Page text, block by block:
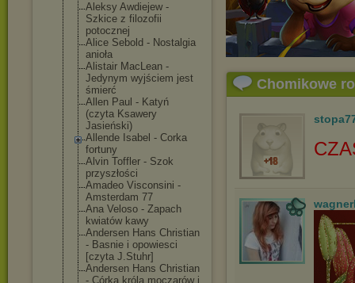
Aleksy Awdiejew -
Szkice z filozofii
potocznej
Alice Sebold - Nostalgia
anioła
Alistair MacLean -
Jedynym wyjściem jest
śmierć
Allen Paul - Katyń
(czyta Ksawery
Jasieński)
Allende Isabel - Corka
fortuny
Alvin Toffler - Szok
przyszłości
Amadeo Visconsini -
Amsterdam 77
Ana Veloso - Zapach
kwiatów kawy
Andersen Hans Christian
- Basnie i opowiesci
[czyta J.Stuhr]
Andersen Hans Christian
- Córka króla moczarów i
Chomikowe